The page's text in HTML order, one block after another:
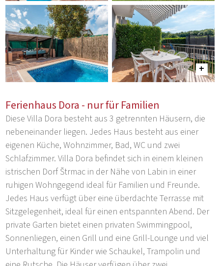
Ferienhaus Dora - nur für Familien
Diese Villa Dora besteht aus 3 getrennten Häusern, die
nebeneinander liegen. Jedes Haus besteht aus einer
eigenen Küche, Wohnzimmer, Bad, WC und zwei
Schlafzimmer. Villa Dora befindet sich in einem kleinen
istrischen Dorf Štrmac in der Nähe von Labin in einer
ruhigen Wohngegend ideal für Familien und Freunde.
Jedes Haus verfügt über eine überdachte Terrasse mit
Sitzgelegenheit, ideal für einen entspannten Abend. Der
private Garten bietet einen privaten Swimmingpool,
Sonnenliegen, einen Grill und eine Grill-Lounge und viel
Unterhaltung für Kinder wie Schaukel, Trampolin und